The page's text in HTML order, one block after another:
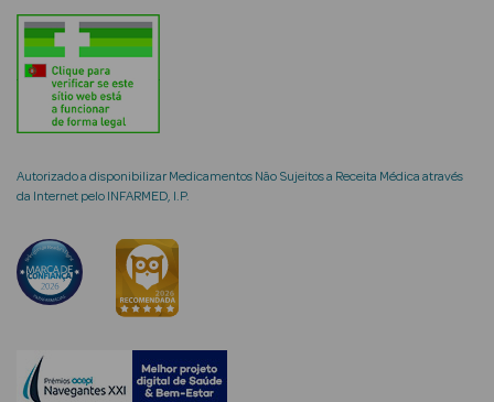
Rosto e
Ver Tudo
Cosmética
Séruns Faciais
Creme de Olhos
envelhecimento
Autorizado a disponibilizar Medicamentos Não Sujeitos a Receita Médica através
da Internet pelo INFARMED, I.P.